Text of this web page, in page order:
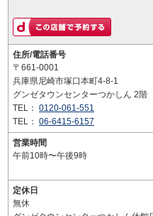
住所/電話番号
〒661-0001
兵庫県尼崎市塚口本町4-8-1
グンゼタウンセンターつかしん 2階
TEL： 0120-061-551
TEL： 06-6415-6157
営業時間
午前10時〜午後9時
定休日
無休